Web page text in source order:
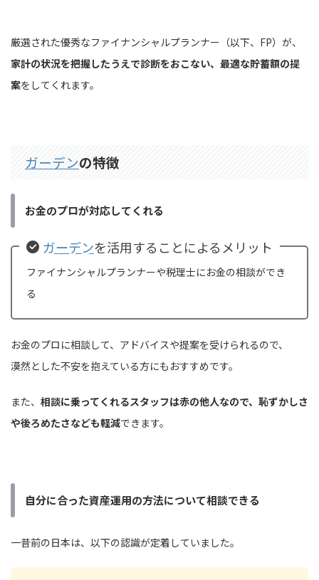
厳選された優秀なファイナンシャルプランナー（以下、FP）が、
家計の状況を把握したうえで診断をおこない、最適な貯蓄額の提
案をしてくれます。
ガーデンの特徴
お金のプロが対応してくれる
ガーデンを活用することによるメリット
ファイナンシャルプランナーや税理士にお金の相談ができ
る
お金のプロに相談して、アドバイスや提案を受けられるので、
漠然とした不安を抱えている方にもおすすめです。
また、 相談に乗ってくれるスタッフは赤の他人なので、恥ずかしさ
や後ろめたさなども軽減できます。
自分に合った資産運用の方法について相談できる
一昔前の日本は、以下の認識が定着していました。